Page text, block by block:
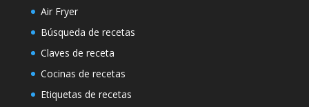
Air Fryer
Búsqueda de recetas
Claves de receta
Cocinas de recetas
Etiquetas de recetas